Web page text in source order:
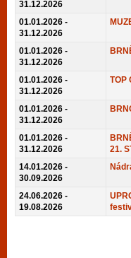
31.12.2026
01.01.2026 -
31.12.2026
01.01.2026 -
31.12.2026
01.01.2026 -
31.12.2026
TOP
01.01.2026 -
31.12.2026
01.01.2026 -
31.12.2026
21.
14.01.2026 -
30.09.2026
24.06.2026 -
19.08.2026
Mimo jiné je ale
vyzkoušet
metropoli
po moderní
příležitostné